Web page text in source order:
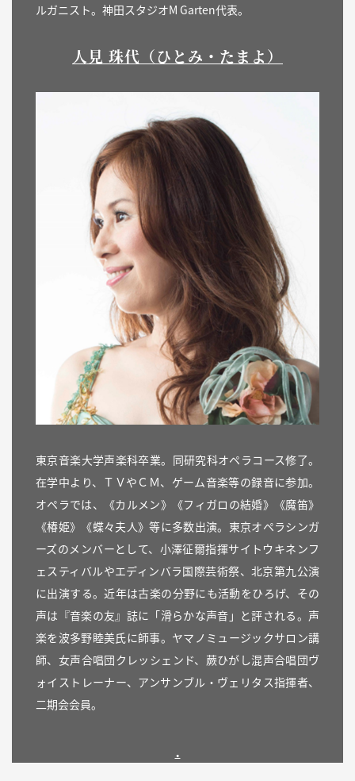
ルガニスト。神田スタジオM Garten代表。
人見 珠代（ひとみ・たまよ）
東京音楽大学声楽科卒業。同研究科オペラコース修了。
在学中より、ＴＶやＣＭ、ゲーム音楽等の録音に参加。
オペラでは、《カルメン》《フィガロの結婚》《魔笛》
《椿姫》《蝶々夫人》等に多数出演。東京オペラシンガ
ーズのメンバーとして、小澤征爾指揮サイトウキネンフ
ェスティバルやエディンバラ国際芸術祭、北京第九公演
に出演する。近年は古楽の分野にも活動をひろげ、その
声は『音楽の友』誌に「滑らかな声音」と評される。声
楽を波多野睦美氏に師事。ヤマノミュージックサロン講
師、女声合唱団クレッシェンド、蕨ひがし混声合唱団ヴ
ォイストレーナー、アンサンブル・ヴェリタス指揮者、
二期会会員。
.